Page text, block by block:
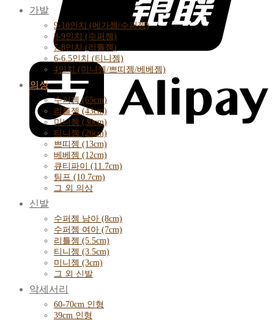
가발
9-10인치 (메가젬/수퍼젬)
8-9인치 (수퍼젬)
7-8인치 (리틀젬)
6-6.5인치 (티니젬)
4인치 (미니젬/쁘띠젬/베베젬)
의상
수퍼젬 (65cm)
리틀젬 (43cm)
미니젬 (30cm)
티니젬 (26cm)
쁘띠젬 (13cm)
베베젬 (12cm)
큐티파이 (11.7cm)
팀프 (10.7cm)
그 외 의상
신발
수퍼젬 남아 (8cm)
수퍼젬 여아 (7cm)
리틀젬 (5.5cm)
티니젬 (3.5cm)
미니젬 (3cm)
그 외 신발
악세서리
60-70cm 인형
39cm 인형